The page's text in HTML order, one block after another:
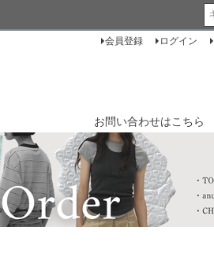
会員登録 ログイン
お問い合わせはこちら